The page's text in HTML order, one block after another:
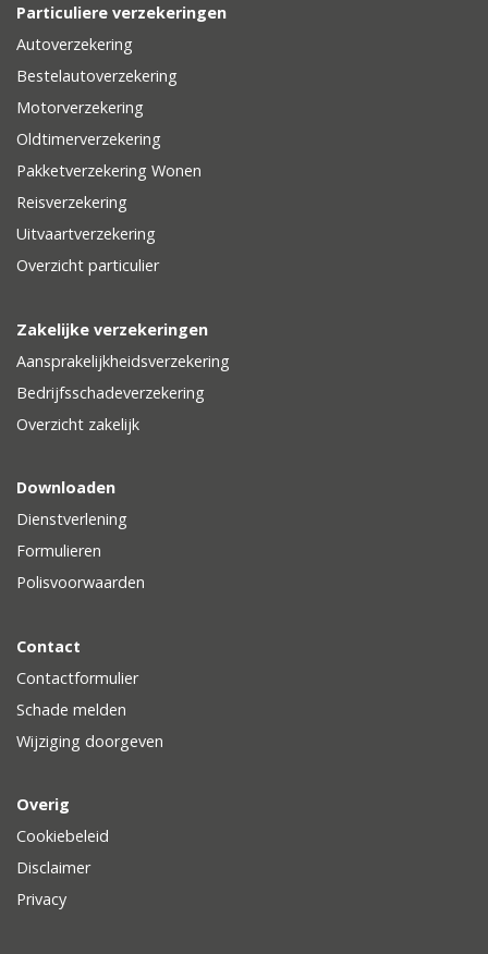
Particuliere verzekeringen
Autoverzekering
Bestelautoverzekering
Motorverzekering
Oldtimerverzekering
Pakketverzekering Wonen
Reisverzekering
Uitvaartverzekering
Overzicht particulier
Zakelijke verzekeringen
Aansprakelijkheidsverzekering
Bedrijfsschadeverzekering
Overzicht zakelijk
Downloaden
Dienstverlening
Formulieren
Polisvoorwaarden
Contact
Contactformulier
Schade melden
Wijziging doorgeven
Overig
Cookiebeleid
Disclaimer
Privacy